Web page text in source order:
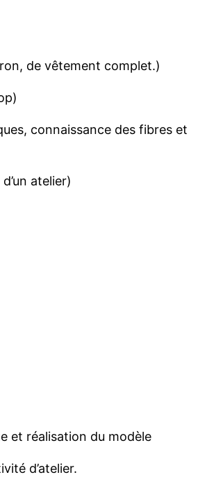
de vêtement complet.)
, connaissancedes fibreset
d’un atelier)
et réalisation du modèle
d’atelier.